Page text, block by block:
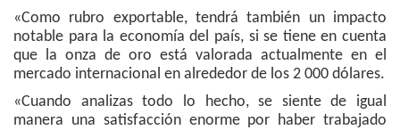
«Como rubro exportable, tendrá también un impacto
notable para la economía del país, si se tiene en cuenta
que la onza de oro está valorada actualmente en el
mercado internacional en alrededor de los 2 000 dólares.
«Cuando analizas todo lo hecho, se siente de igual
manera una satisfacción enorme por haber trabajado